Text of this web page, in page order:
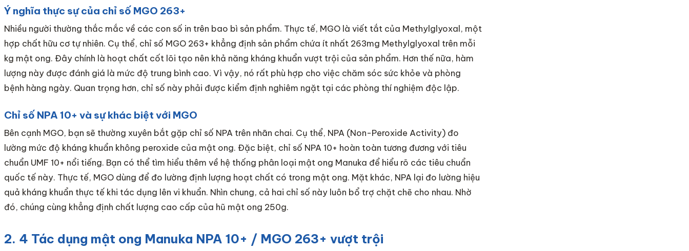
Ý nghĩa thực sự của chỉ số MGO 263+
Nhiều người thường thắc mắc về các con số in trên bao bì sản phẩm. Thực tế, MGO là viết tắt của Methylglyoxal, một
hợp chất hữu cơ tự nhiên. Cụ thể, chỉ số MGO 263+ khẳng định sản phẩm chứa ít nhất 263mg Methylglyoxal trên mỗi
kg mật ong. Đây chính là hoạt chất cốt lõi tạo nên khả năng kháng khuẩn vượt trội của sản phẩm. Hơn thế nữa, hàm
lượng này được đánh giá là mức độ trung bình cao. Vì vậy, nó rất phù hợp cho việc chăm sóc sức khỏe và phòng
bệnh hàng ngày. Quan trọng hơn, chỉ số này phải được kiểm định nghiêm ngặt tại các phòng thí nghiệm độc lập.
Chỉ số NPA 10+ và sự khác biệt với MGO
Bên cạnh MGO, bạn sẽ thường xuyên bắt gặp chỉ số NPA trên nhãn chai. Cụ thể, NPA (Non-Peroxide Activity) đo
lường mức độ kháng khuẩn không peroxide của mật ong. Đặc biệt, chỉ số NPA 10+ hoàn toàn tương đương với tiêu
chuẩn UMF 10+ nổi tiếng. Bạn có thể tìm hiểu thêm về hệ thống phân loại mật ong Manuka để hiểu rõ các tiêu chuẩn
quốc tế này. Thực tế, MGO dùng để đo lường định lượng hoạt chất có trong mật ong. Mặt khác, NPA lại đo lường hiệu
quả kháng khuẩn thực tế khi tác dụng lên vi khuẩn. Nhìn chung, cả hai chỉ số này luôn bổ trợ chặt chẽ cho nhau. Nhờ
đó, chúng cùng khẳng định chất lượng cao cấp của hũ mật ong 250g.
2. 4 Tác dụng mật ong Manuka NPA 10+ / MGO 263+ vượt trội